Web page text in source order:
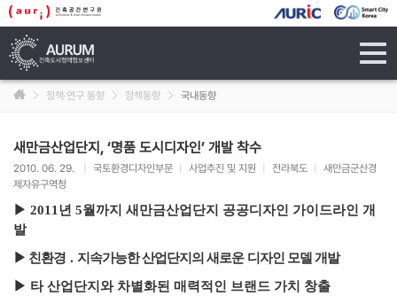
정책·연구 동향 정책동향 국내동향
새만금산업단지, ‘명품 도시디자인’ 개발 착수
2010. 06. 29. 국토환경디자인부문 사업추진 및 지원 전라북도
새만금군산경
제자유구역청
▶ 2011 년 5월까지 새만금산업단지 공공디자인 가이드라인 개
발
▶ 친환경 ․ 지속가능한 산업단지의 새로운 디자인 모델 개발
▶ 타 산업단지와 차별화된 매력적인 브랜드 가치 창출